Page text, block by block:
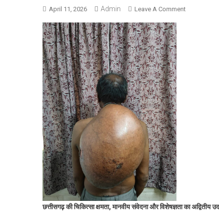
April 11, 2026 Admin Leave A CommentOn
छत्तीसगढ़ की चिकित्सा क्षमता, मानवीय संवेदना और विशेषज्ञता का अद्वितीय